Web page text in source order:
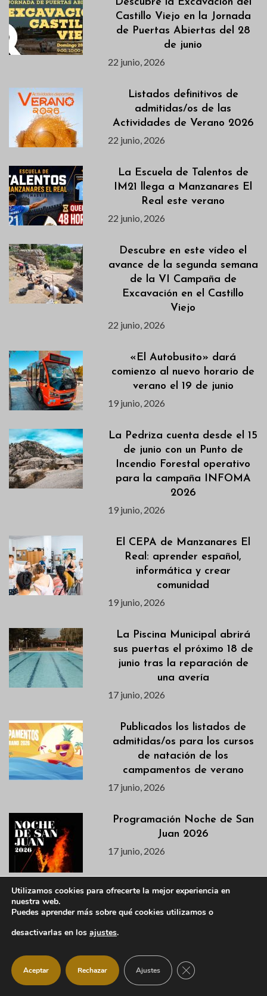
Castillo Viejo en la Jornada
de Puertas Abiertas del 28
de junio
22 junio, 2026
Listados definitivos de
admitidas/os de las
Actividades de Verano 2026
22 junio, 2026
La Escuela de Talentos de
IM21 llega a Manzanares El
Real este verano
22 junio, 2026
Descubre en este vídeo el
avance de la segunda semana
de la VI Campaña de
Excavación en el Castillo
Viejo
22 junio, 2026
«El Autobusito» dará
comienzo al nuevo horario de
verano el 19 de junio
19 junio, 2026
La Pedriza cuenta desde el 15
de junio con un Punto de
Incendio Forestal operativo
para la campaña INFOMA
2026
19 junio, 2026
El CEPA de Manzanares El
Real: aprender español,
informática y crear
comunidad
19 junio, 2026
La Piscina Municipal abrirá
sus puertas el próximo 18 de
junio tras la reparación de
una avería
17 junio, 2026
Publicados los listados de
admitidas/os para los cursos
de natación de los
campamentos de verano
17 junio, 2026
Programación Noche de San
Juan 2026
17 junio, 2026
La Biblioteca Municipal
adapta su horario durante el
Agenda semanal del 16 al 21
Utilizamos cookies para ofrecerte la mejor experiencia en
nuestra web.
Puedes aprender más sobre qué cookies utilizamos o
desactivarlas en los ajustes.
Aceptar Rechazar Ajustes CERRAR EL